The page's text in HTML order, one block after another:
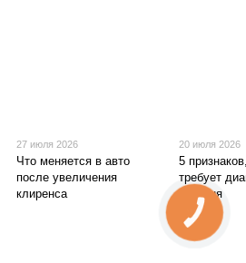
27 июля 2026
Что меняется в авто
после увеличения
клиренса
20 июля 2026
5
требует
сегодня
КНОПКА
ЗВ'ЯЗКУ